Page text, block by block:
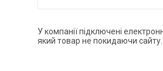
У компанії підключені
який товар не покидаючи сайту.